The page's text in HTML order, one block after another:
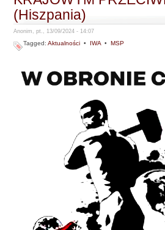
(Hiszpania)
Anonim, pt., 13/09/2024 - 14:07
Tagged:Aktualności • IWA •MSP